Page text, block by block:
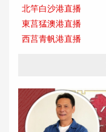
北竿白沙港直播
東莒猛澳港直播
西莒青帆港直播